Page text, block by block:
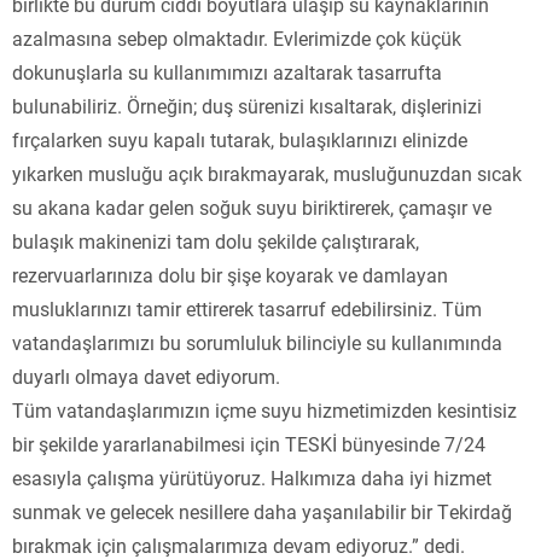
azalmasına sebep olmaktadır. Evlerimizde çok küçük
dokunuşlarla su kullanımımızı azaltarak tasarrufta
bulunabiliriz. Örneğin; duş sürenizi kısaltarak, dişlerinizi
fırçalarken suyu kapalı tutarak, bulaşıklarınızı elinizde
yıkarken musluğu açık bırakmayarak, musluğunuzdan sıcak
su akana kadar gelen soğuk suyu biriktirerek, çamaşır ve
bulaşık makinenizi tam dolu şekilde çalıştırarak,
rezervuarlarınıza dolu bir şişe koyarak ve damlayan
musluklarınızı tamir ettirerek tasarruf edebilirsiniz. Tüm
vatandaşlarımızı bu sorumluluk bilinciyle su kullanımında
duyarlı olmaya davet ediyorum.
Tüm vatandaşlarımızın içme suyu hizmetimizden kesintisiz
bir şekilde yararlanabilmesi için TESKİ bünyesinde 7/24
esasıyla çalışma yürütüyoruz. Halkımıza daha iyi hizmet
sunmak ve gelecek nesillere daha yaşanılabilir bir Tekirdağ
bırakmak için çalışmalarımıza devam ediyoruz.” dedi.